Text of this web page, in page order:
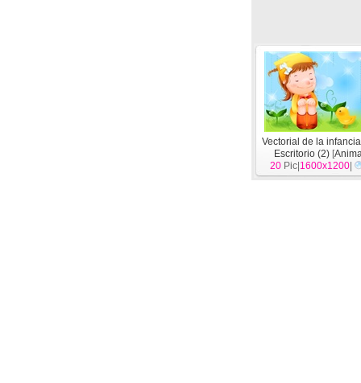
Vectorial de la
Escritorio (2) [
20 Pic| 1600x1200